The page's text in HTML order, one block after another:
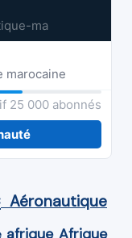
ma
marocaine
25 000 abonnés
Aéronautique
afrique Afrique